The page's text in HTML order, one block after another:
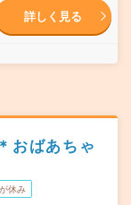
詳しく見る
おばあちゃ
休み